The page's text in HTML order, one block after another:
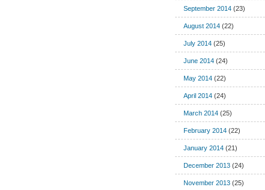
September 2014 (23)
August 2014 (22)
July 2014 (25)
June 2014 (24)
May 2014 (22)
April 2014 (24)
March 2014 (25)
February 2014 (22)
January 2014 (21)
December 2013 (24)
November 2013 (25)